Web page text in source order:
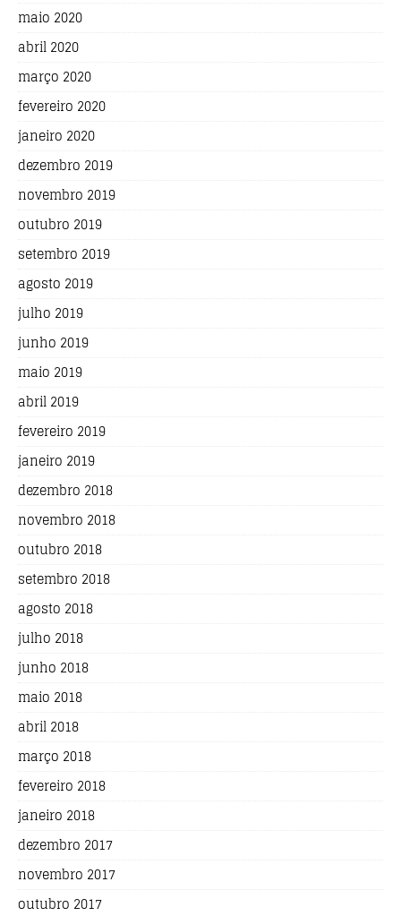
maio 2020
abril 2020
março 2020
fevereiro 2020
janeiro 2020
dezembro 2019
novembro 2019
outubro 2019
setembro 2019
agosto 2019
julho 2019
junho 2019
maio 2019
abril 2019
fevereiro 2019
janeiro 2019
dezembro 2018
novembro 2018
outubro 2018
setembro 2018
agosto 2018
julho 2018
junho 2018
maio 2018
abril 2018
março 2018
fevereiro 2018
janeiro 2018
dezembro 2017
novembro 2017
outubro 2017